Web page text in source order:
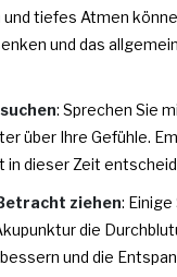
tiefes Atmen
und das
: Sprechen Sie
über Ihre Gefühle.
in dieser Zeit
ziehen:
die
und die